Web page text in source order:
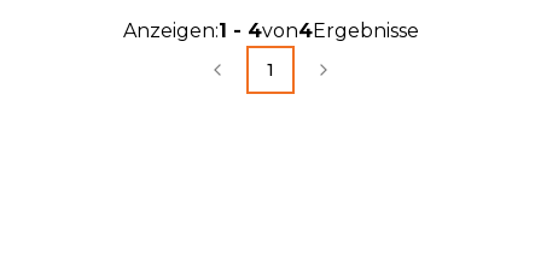
Anzeigen:1 - 4von4Ergebnisse
1